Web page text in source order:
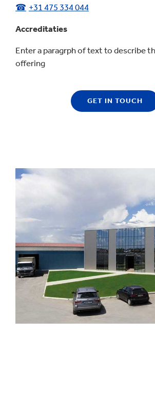
+31 475 334 044
Accreditaties
Enter a paragrph of text to describe
offering
GET IN TOUCH